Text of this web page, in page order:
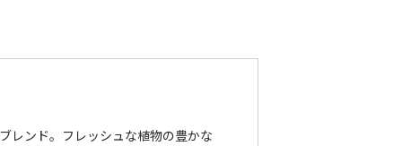
レンド。フレッシュな植物の豊かな